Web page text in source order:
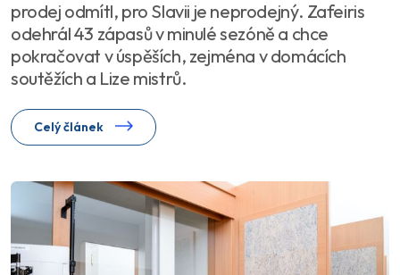
prodej odmítl, pro Slavii je neprodejný. Zafeiris
odehrál 43 zápasů v minulé sezóně a chce
pokračovat v úspěších, zejména v domácích
soutěžích a Lize mistrů.
Celý článek